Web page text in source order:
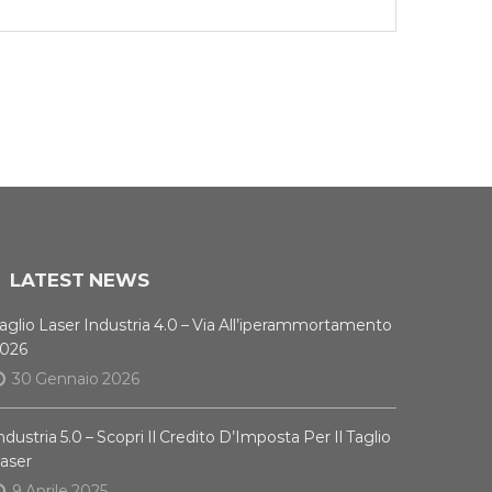
LATEST NEWS
Laser Industria 4.0 – Via All’iperammortamento
30 Gennaio 2026
5.0 – Scopri Il Credito D’Imposta Per Il Taglio